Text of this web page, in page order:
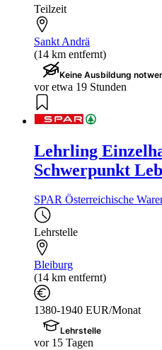
Teilzeit
Sankt Andrä
(14 km entfernt)
Keine Ausbildung
vor etwa 19 Stunden
Lehrling
Schwerpunkt
SPAR Österreichische
Lehrstelle
Bleiburg
(14 km entfernt)
1380-1940 EUR/Monat
Lehrstelle
vor 15 Tagen